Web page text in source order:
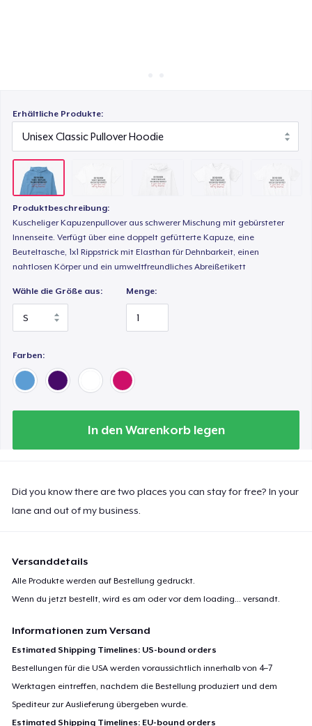
Erhältliche Produkte:
Produktbeschreibung:
Kuscheliger Kapuzenpullover aus schwerer Mischung mit gebürsteter
Innenseite. Verfügt über eine doppelt gefütterte Kapuze, eine
Beuteltasche, 1x1 Rippstrick mit Elasthan für Dehnbarkeit, einen
nahtlosen Körper und ein umweltfreundliches Abreißetikett
Wähle die Größe aus: Menge:
Farben:
In den Warenkorb legen
Did you know there are two places you can stay for free? In your
lane and out of my business.
Versanddetails
Alle Produkte werden auf Bestellung gedruckt.
Wenn du jetzt bestellt, wird es am oder vor demloading... versandt.
Informationen zum Versand
Estimated Shipping Timelines: US-bound orders
Bestellungen für die USA werden voraussichtlich innerhalb von 4–7
Werktagen eintreffen, nachdem die Bestellung produziert und dem
Spediteur zur Auslieferung übergeben wurde.
Estimated Shipping Timelines: EU-bound orders
Comfort Tee
Unisex Classic Crewneck Sweatshirt
Women's Classic Tee